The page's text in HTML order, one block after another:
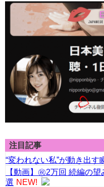
注目記事
“変われない私”が動き出す
【動画】㊗️2万回 続編の
選 NEW!